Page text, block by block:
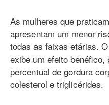
As mulheres que
apresentam um menor
todas as faixas etárias.
exibe um efeito
percentual de gordura
colesterol e triglicérides.